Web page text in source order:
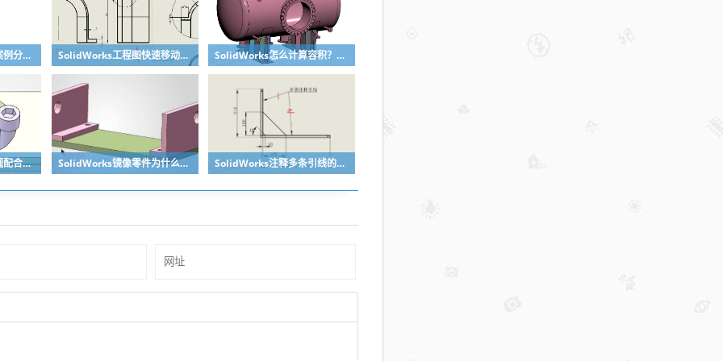
SolidWorks动画教程案例分享之圆管分料动画，重力自然滑落 SolidWorks工程图快速移动视图位置技巧，溪风实战分享 SolidWorks怎么计算容积？容器的体积？
SolidWorks长条孔与圆配合，槽口与圆配合超快方法 SolidWorks镜像零件为什么不对称？镜像命令使用详解 SolidWorks注释多条引线的方法步骤